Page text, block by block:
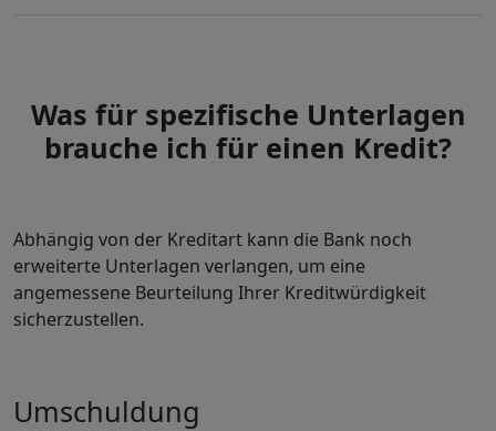
Was für spezifische Unterlagen
brauche ich für einen Kredit?
Abhängig von der Kreditart kann die Bank noch
erweiterte Unterlagen verlangen, um eine
angemessene Beurteilung Ihrer Kreditwürdigkeit
sicherzustellen.
Umschuldung